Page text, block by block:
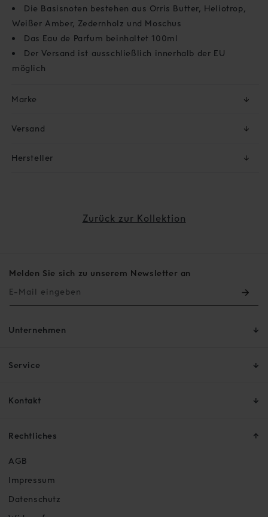
Die Basisnoten bestehen aus Orris Butter, Heliotrop,
Weißer Amber, Zedernholz und Moschus
Das Eau de Parfum beinhaltet 100ml
Der Versand ist ausschließlich innerhalb der EU
möglich
Marke ↓
Versand ↓
Hersteller ↓
Zurück zur Kollektion
Unternehmen
Service
Kontakt
Rechtliches
AGB
Impressum
Datenschutz
Melden Sie sich zu unserem Newsletter an
E-Mail eingeben